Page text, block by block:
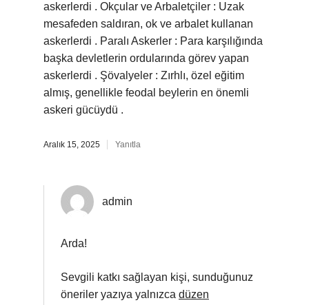
askerlerdi . Okçular ve Arbaletçiler : Uzak
mesafeden saldıran, ok ve arbalet kullanan
askerlerdi . Paralı Askerler : Para karşılığında
başka devletlerin ordularında görev yapan
askerlerdi . Şövalyeler : Zırhlı, özel eğitim
almış, genellikle feodal beylerin en önemli
askeri gücüydü .
Aralık 15, 2025 Yanıtla
admin
Arda!
Sevgili katkı sağlayan kişi, sunduğunuz
öneriler yazıya yalnızca düzen